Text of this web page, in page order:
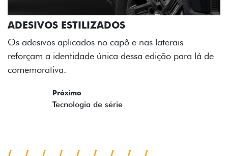
ADESIVOS ESTILIZADOS
Os adesivos aplicados no capô e nas laterais
reforçam a identidade única dessa edição para lá de
comemorativa.
Próximo
Tecnologia de série